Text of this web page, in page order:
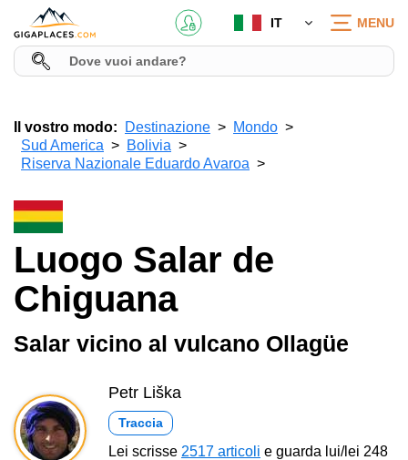
IT MENU
Il vostro modo: Destinazione
Mondo
Sud America
Bolivia
Riserva Nazionale Eduardo Avaroa
Luogo Salar de
Chiguana
Salar vicino al vulcano Ollagüe
Petr Liška
Traccia
Lei scrisse 2517 articoli e guarda lui/lei 248